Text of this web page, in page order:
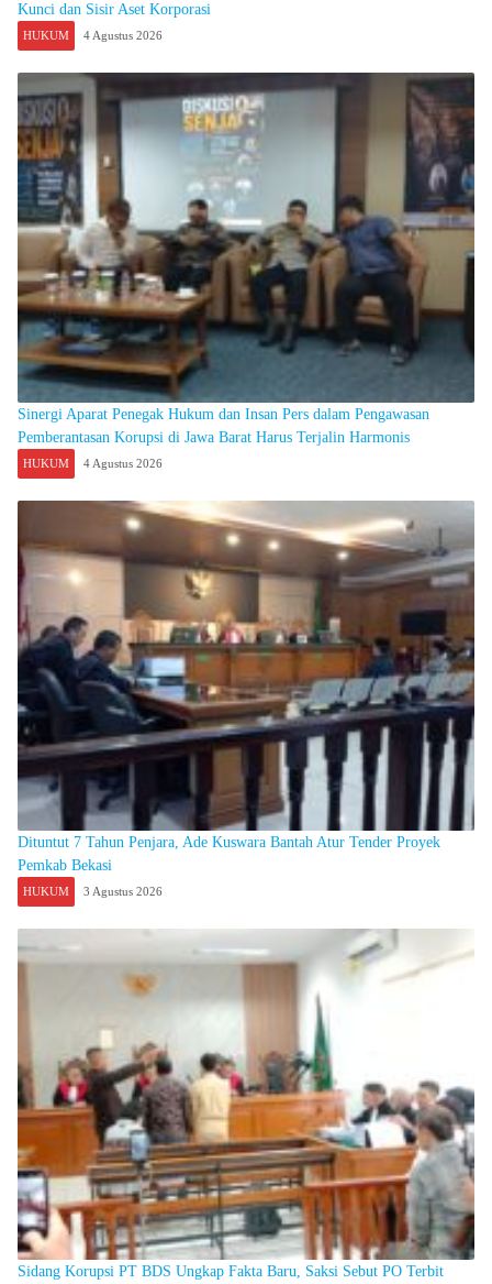
Kunci dan Sisir Aset Korporasi
HUKUM 4 Agustus 2026
Sinergi Aparat Penegak Hukum dan Insan Pers dalam Pengawasan
Pemberantasan Korupsi di Jawa Barat Harus Terjalin Harmonis
HUKUM 4 Agustus 2026
Dituntut 7 Tahun Penjara, Ade Kuswara Bantah Atur Tender Proyek
Pemkab Bekasi
HUKUM 3 Agustus 2026
Sidang Korupsi PT BDS Ungkap Fakta Baru, Saksi Sebut PO Terbit